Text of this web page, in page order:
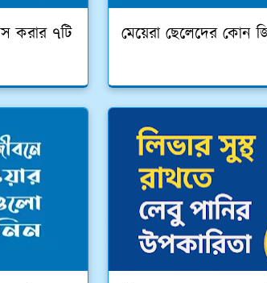
করার ৭টি
মেয়েরা ছেলেদের কোন